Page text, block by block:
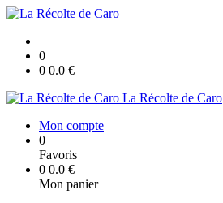
0
0 0.0 €
La Récolte de Caro
Mon compte
0
Favoris
0 0.0 €
Mon panier